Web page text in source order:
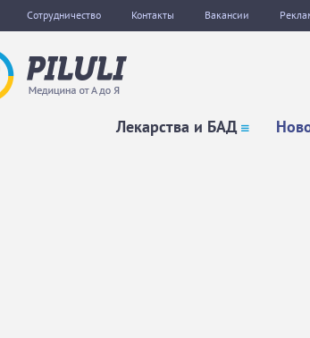
Сотрудничество Контакты Вакансии
Лекарства и БАД